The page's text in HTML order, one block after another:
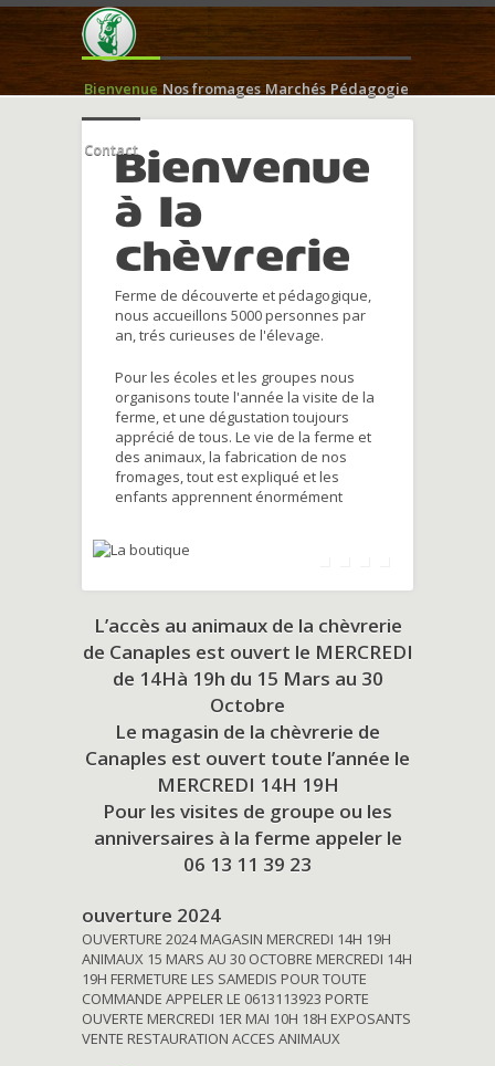
Bienvenue Nos fromages Marchés Pédagogie
ContactBienvenue
à la
chèvrerie
Ferme de découverte et pédagogique,
nous accueillons 5000 personnes par
an, trés curieuses de l'élevage.
Pour les écoles et les groupes nous
organisons toute l'année la visite de la
ferme, et une dégustation toujours
apprécié de tous. Le vie de la ferme et
des animaux, la fabrication de nos
fromages, tout est expliqué et les
enfants apprennent énormément
L’accès au animaux de la chèvrerie
de Canaples est ouvert le MERCREDI
de 14Hà 19h du 15 Mars au 30
Octobre
Le magasin de la chèvrerie de
Canaples est ouvert toute l’année le
MERCREDI 14H 19H
Pour les visites de groupe ou les
anniversaires à la ferme appeler le
06 13 11 39 23
ouverture 2024
OUVERTURE 2024 MAGASIN MERCREDI 14H 19H
ANIMAUX 15 MARS AU 30 OCTOBRE MERCREDI 14H
19H FERMETURE LES SAMEDIS POUR TOUTE
COMMANDE APPELER LE 0613113923 PORTE
OUVERTE MERCREDI 1ER MAI 10H 18H EXPOSANTS
VENTE RESTAURATION ACCES ANIMAUX